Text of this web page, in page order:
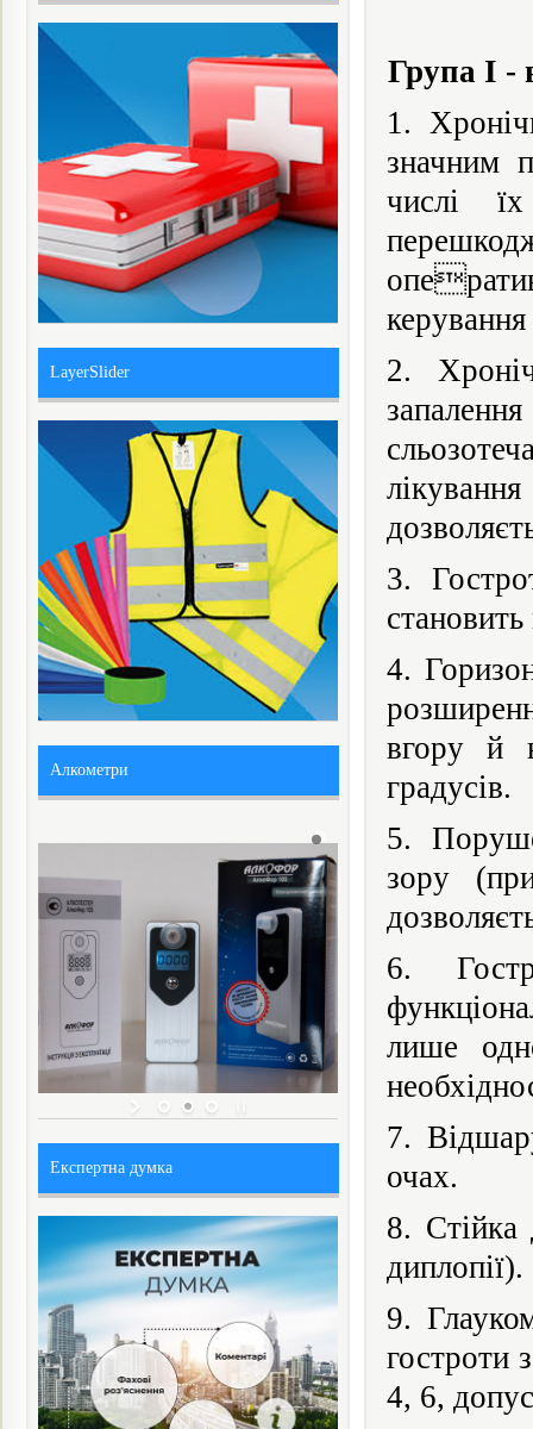
Група I -
1.
значним
числі
2.
3.
4.
вгору й
градусів.
5.
зору
6.
лише
7.
очах.
8. Стійка
диплопії).
9.
гостроти
4, 6,
LayerSlider
Алкометри
Експертна думка